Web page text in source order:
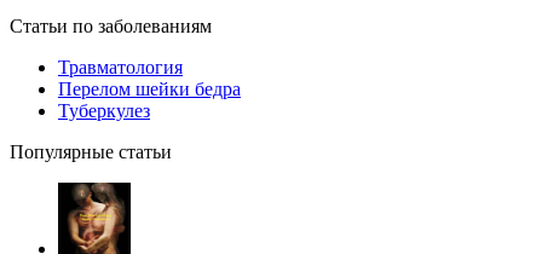
Статьи по заболеваниям
Травматология
Перелом шейки бедра
Туберкулез
Популярные статьи